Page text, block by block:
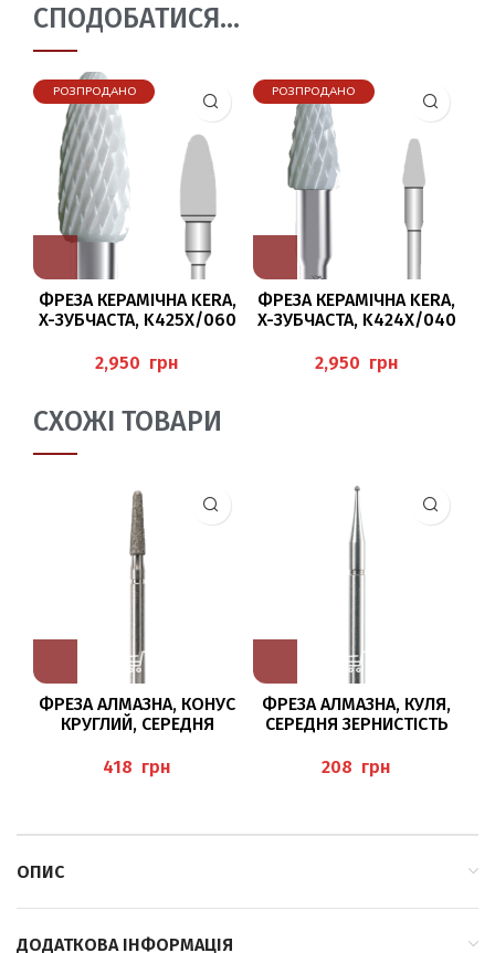
СПОДОБАТИСЯ…
РОЗПРОДАНО
ФРЕЗА КЕРАМІЧНА KERA,
X-ЗУБЧАСТА, K425X/060
грн
РОЗПРОДАНО
ФРЕЗА КЕРАМІЧНА KERA,
X-ЗУБЧАСТА, K424X/040
грн
СХОЖІ ТОВАРИ
ФРЕЗА АЛМАЗНА, КОНУС
КРУГЛИЙ, СЕРЕДНЯ
грн
ФРЕЗА АЛМАЗНА, КУЛЯ,
СЕРЕДНЯ ЗЕРНИСТІСТЬ
грн
ОПИС
ДОДАТКОВА ІНФОРМАЦІЯ